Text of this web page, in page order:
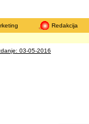
Redakcija
03-05-2016